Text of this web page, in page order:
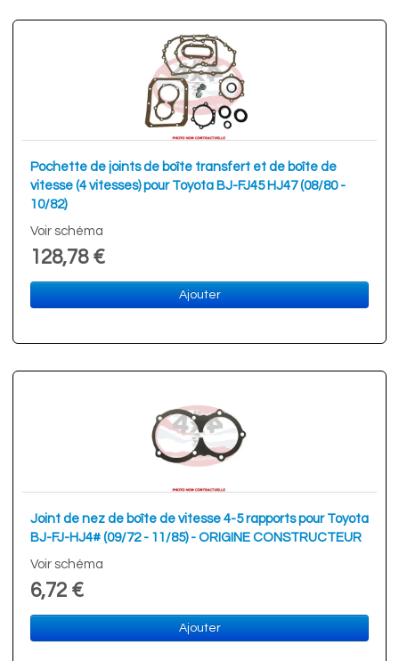
Pochette de joints de boîte transfert et de boîte de
vitesse (4 vitesses) pour Toyota BJ-FJ45 HJ47 (08/80 -
10/82)
Voir schéma
128,78 €
Ajouter
Joint de nez de boîte de vitesse 4-5 rapports pour Toyota
BJ-FJ-HJ4# (09/72 - 11/85) - ORIGINE CONSTRUCTEUR
Voir schéma
6,72 €
Ajouter